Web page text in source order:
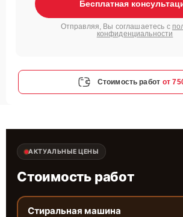
Бесплатная
Отправляя, Вы соглашаетесь с
конфиденциальности
Стоимость работ от
АКТУАЛЬНЫЕ ЦЕНЫ
Стоимость работ
Стиральная машина